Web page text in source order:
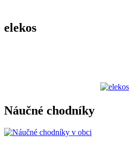
elekos
Náučné chodníky